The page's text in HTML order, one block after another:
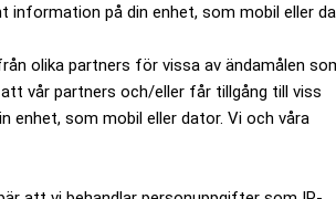
information på din enhet, som mobil eller
olika partners för vissa av ändamålen
vår partners och/eller får tillgång till viss
enhet, som mobil eller dator. Vi och våra
Avanzas kunder
kursförlorare